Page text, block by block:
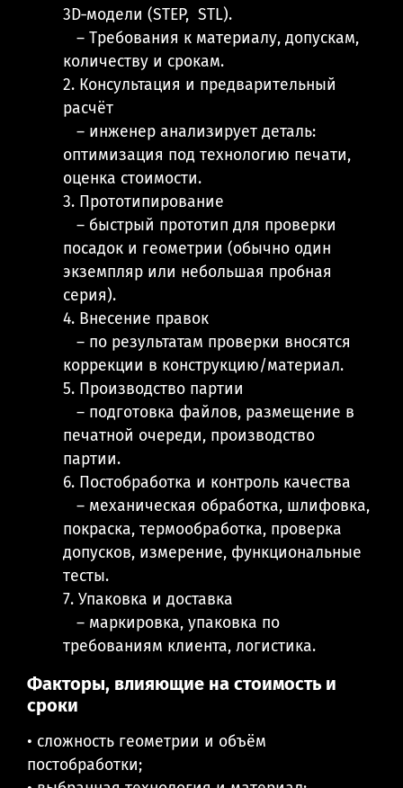
3D‑модели (STEP, STL).
– Требования к материалу, допускам,
количеству и срокам.
2. Консультация и предварительный
расчёт
– инженер анализирует деталь:
оптимизация под технологию печати,
оценка стоимости.
3. Прототипирование
– быстрый прототип для проверки
посадок и геометрии (обычно один
экземпляр или небольшая пробная
серия).
4. Внесение правок
– по результатам проверки вносятся
коррекции в конструкцию/материал.
5. Производство партии
– подготовка файлов, размещение в
печатной очереди, производство
партии.
6. Постобработка и контроль качества
– механическая обработка, шлифовка,
покраска, термообработка, проверка
допусков, измерение, функциональные
тесты.
7. Упаковка и доставка
– маркировка, упаковка по
требованиям клиента, логистика.
Факторы, влияющие на стоимость и
сроки
• сложность геометрии и объём
постобработки;